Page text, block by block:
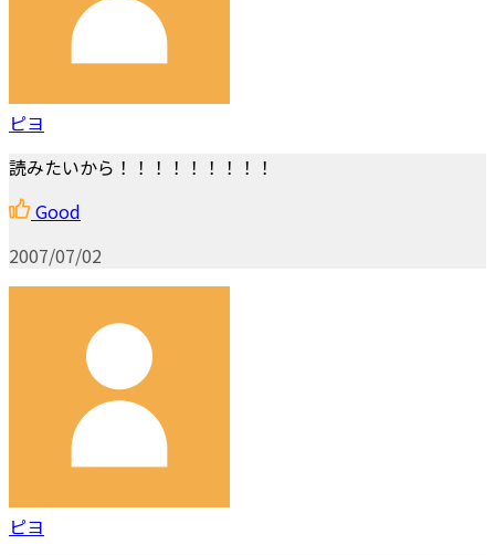
ピヨ
読みたいから！！！！！！！！！
Good
2007/07/02
ピヨ